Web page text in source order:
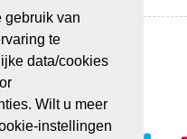
gebruik van
te
data/cookies
Wilt u meer
instellingen